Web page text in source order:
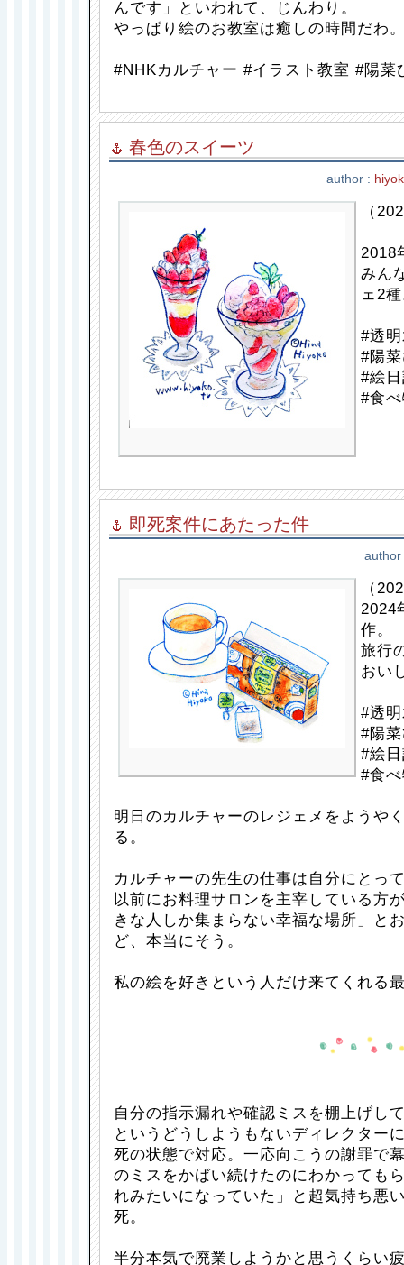
んです」といわれて、じんわり。
やっぱり絵のお教室は癒しの時間だわ
#NHKカルチャー #イラスト教室 #陽菜
春色のスイーツ
author :
（
2018
みん
ェ2
#透
#陽
#絵
#食
即死案件にあたった件
（
2024
作。
旅行
おい
#透
#陽
#絵
#食
明日のカルチャーのレジェメをようや
る。
カルチャーの先生の仕事は自分にとっ
以前にお料理サロンを主宰している方
きな人しか集まらない幸福な場所」と
ど、本当にそう。
私の絵を好きという人だけ来てくれる
自分の指示漏れや確認ミスを棚上げし
というどうしようもないディレクター
死の状態で対応。一応向こうの謝罪で
のミスをかばい続けたのにわかっても
れみたいになっていた」と超気持ち悪
死。
半分本気で廃業しようかと思うくらい